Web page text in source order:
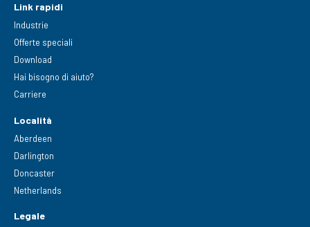
Link rapidi
Industrie
Offerte speciali
Download
Hai bisogno di aiuto?
Carriere
Località
Aberdeen
Darlington
Doncaster
Netherlands
Legale